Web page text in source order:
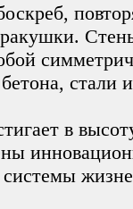
стали
в